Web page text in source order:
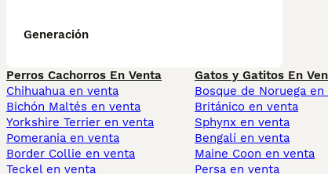
Generación
Perros Cachorros En Venta
Chihuahua en venta
Bichón Maltés en venta
Yorkshire Terrier en venta
Pomerania en venta
Border Collie en venta
Teckel en venta
Gatos y Gatitos En
Bosque de Noruega en
Británico en venta
Sphynx en venta
Bengalí en venta
Maine Coon en venta
Persa en venta